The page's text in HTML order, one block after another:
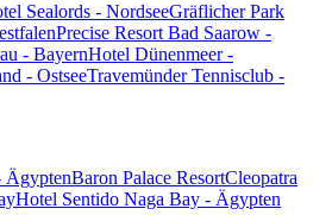
Sealords - NordseeGräflicher Park
Precise Resort Bad Saarow -
- BayernHotel Dünenmeer -
- OstseeTravemünder Tennisclub -
ÄgyptenBaron Palace ResortCleopatra
Hotel Sentido Naga Bay - Ägypten